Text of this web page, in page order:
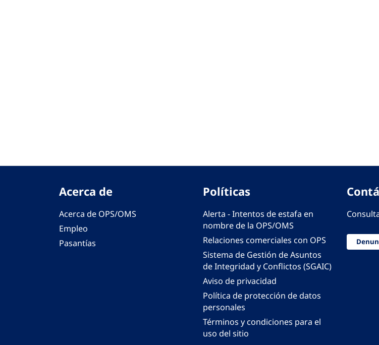
Acerca de
Acerca de OPS/OMS
Empleo
Pasantías
Políticas
Alerta - Intentos de estafa en
nombre de la OPS/OMS
Relaciones comerciales con OPS
Sistema de Gestión de Asuntos
de Integridad y Conflictos (SGAIC)
Aviso de privacidad
Política de protección de datos
personales
Términos y condiciones para el
uso del sitio